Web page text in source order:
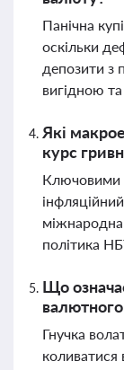
Панічна
оскільки
депозити з
вигідною
Які
курс
Ключовими
політика
Що
Гнучка